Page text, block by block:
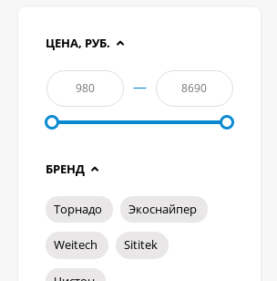
ЦЕНА, РУБ.
—
БРЕНД
Торнадо Экоснайпер
Weitech Sititek